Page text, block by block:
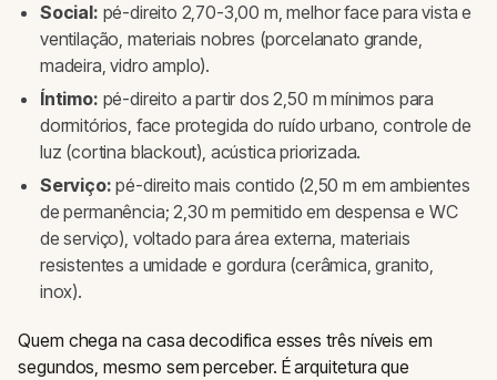
Social: pé-direito 2,70-3,00 m, melhor face para vista e
ventilação, materiais nobres (porcelanato grande,
madeira, vidro amplo).
Íntimo: pé-direito a partir dos 2,50 m mínimos para
dormitórios, face protegida do ruído urbano, controle de
luz (cortina blackout), acústica priorizada.
Serviço: pé-direito mais contido (2,50 m em ambientes
de permanência; 2,30 m permitido em despensa e WC
de serviço), voltado para área externa, materiais
resistentes a umidade e gordura (cerâmica, granito,
inox).
Quem chega na casa decodifica esses três níveis em
segundos, mesmo sem perceber. É arquitetura que